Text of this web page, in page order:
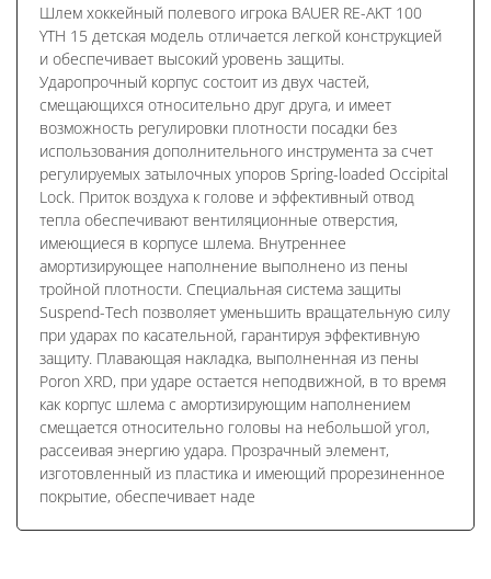
Шлем хоккейный полевого игрока BAUER RE-AKT 100
YTH 15 детская модель отличается легкой конструкцией
и обеспечивает высокий уровень защиты.
Ударопрочный корпус состоит из двух частей,
смещающихся относительно друг друга, и имеет
возможность регулировки плотности посадки без
использования дополнительного инструмента за счет
регулируемых затылочных упоров Spring-loaded Occipital
Lock. Приток воздуха к голове и эффективный отвод
тепла обеспечивают вентиляционные отверстия,
имеющиеся в корпусе шлема. Внутреннее
амортизирующее наполнение выполнено из пены
тройной плотности. Специальная система защиты
Suspend-Tech позволяет уменьшить вращательную силу
при ударах по касательной, гарантируя эффективную
защиту. Плавающая накладка, выполненная из пены
Poron XRD, при ударе остается неподвижной, в то время
как корпус шлема с амортизирующим наполнением
смещается относительно головы на небольшой угол,
рассеивая энергию удара. Прозрачный элемент,
изготовленный из пластика и имеющий прорезиненное
покрытие, обеспечивает наде